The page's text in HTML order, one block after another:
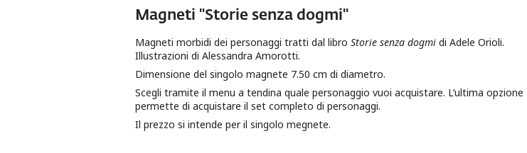
Magneti "Storie senza dogmi"
Magneti morbidi dei personaggi tratti dal libro Storie senza dogmi di Adele Orioli.
Illustrazioni di Alessandra Amorotti.
Dimensione del singolo magnete 7.50 cm di diametro.
Scegli tramite il menu a tendina quale personaggio vuoi acquistare. L’ultima opzione
permette di acquistare il set completo di personaggi.
Il prezzo si intende per il singolo megnete.